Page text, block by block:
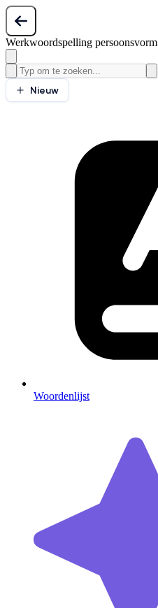
Werkwoordspelling persoonsvorm
Nieuw
Woordenlijst